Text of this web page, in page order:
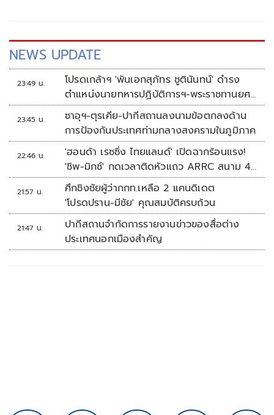
NEWS UPDATE
23:49 น.
โปรดเกล้าฯ 'พันเอกสุภัทร ชูตินันทน์' ดำรง
ตำแหน่งนายทหารปฏิบัติการฯ-พระราชทานยศ
'พลตรี'
23:45 น.
ซาอุฯ-ตุรเคีย-ปากีสถานลงนามข้อตกลงด้าน
การป้องกันประเทศท่ามกลางสงครามในภูมิภาค
22:46 น.
'ฮอนด้า เรซซิ่ง ไทยแลนด์' เปิดฉากร้อนแรง!
'ชิพ-มิกซ์' กดเวลาติดหัวแถว ARRC สนาม 4
ที่มัลดาลิกา
21:57 น.
ศึกชิงชัยผู้ว่ากกท.เหลือ 2 แคนดิเดต
'โปรดปราน-มีชัย' คุณสมบัติครบถ้วน
21:47 น.
ปากีสถานจำกัดการรายงานข่าวของสื่อต่าง
ประเทศนอกเมืองสำคัญ